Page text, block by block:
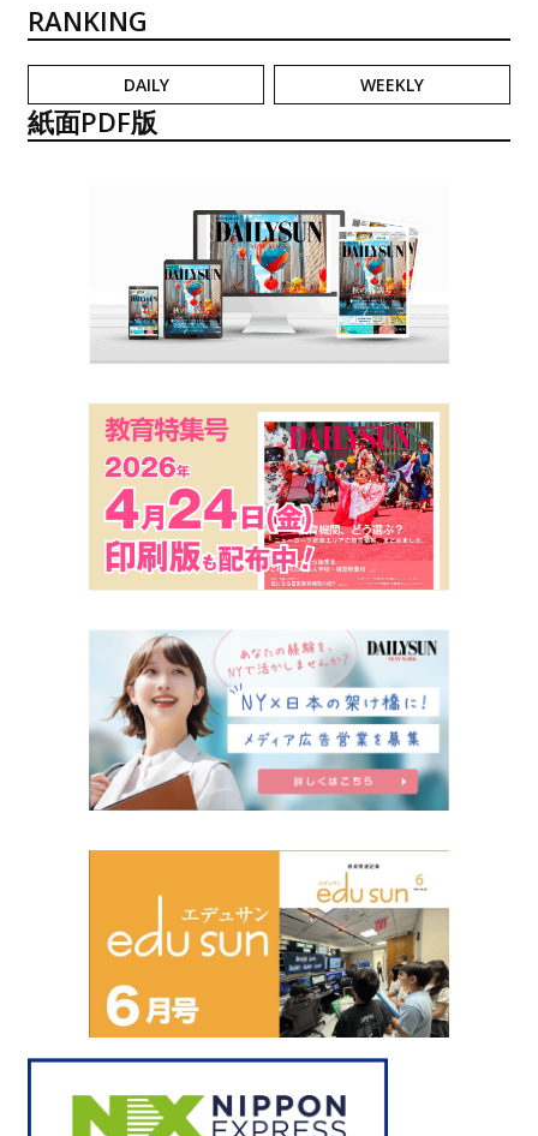
RANKING
DAILY WEEKLY
紙面PDF版